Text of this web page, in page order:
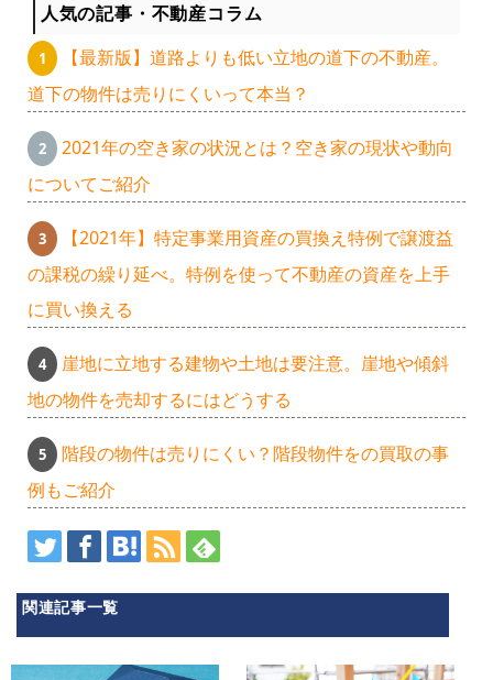
人気の記事・不動産コラム
【最新版】道路よりも低い立地の道下の不動産。
道下の物件は売りにくいって本当？
2021年の空き家の状況とは？空き家の現状や動向
についてご紹介
【2021年】特定事業用資産の買換え特例で譲渡益
の課税の繰り延べ。特例を使って不動産の資産を上手
に買い換える
崖地に立地する建物や土地は要注意。崖地や傾斜
地の物件を売却するにはどうする
階段の物件は売りにくい？階段物件をの買取の事
例もご紹介
関連記事一覧